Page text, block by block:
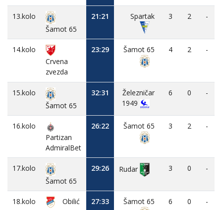
13.kolo
Šamot 65
21:21 Spartak 3 2 -
14.kolo
Crvena
zvezda
23:29 Šamot 65 4 2 -
15.kolo
Šamot 65
32:31
Železničar
1949
6 0 -
16.kolo
Partizan
AdmiralBet
26:22 Šamot 65 3 2 -
17.kolo
Šamot 65
29:26 Rudar 3 0 -
18.kolo Obilić 27:33 Šamot 65 6 0 -